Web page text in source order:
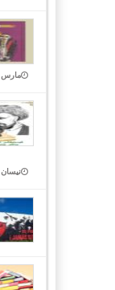
مارس 13, 2018 Closed
نیسان 20, 2024 Closed